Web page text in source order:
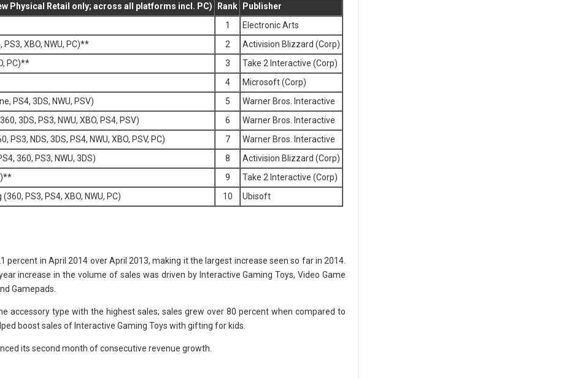
Physical Retail only; across all platforms incl. PC) Rank
Publisher
1
Electronic Arts
XBO, NWU, PC)**
2
Activision Blizzard (Corp)
PC)**
3
Take 2 Interactive (Corp)
4
Microsoft (Corp)
PS4, 3DS, NWU, PSV)
5
Warner Bros. Interactive
3DS, PS3, NWU, XBO, PS4, PSV)
6
Warner Bros. Interactive
PS3, NDS, 3DS, PS4, NWU, XBO, PSV, PC)
7
Warner Bros. Interactive
360, PS3, NWU, 3DS)
8
Activision Blizzard (Corp)
9
Take 2 Interactive (Corp)
PS3, PS4, XBO, NWU, PC)
10 Ubisoft
percent in April 2014 over April 2013, making it the largest increase seen so far in 2014.
increase in the volume of sales was driven by Interactive Gaming Toys, Video Game
Gamepads.
accessory type with the highest sales; sales grew over 80 percent when compared to
boost sales of Interactive Gaming Toys with gifting for kids.
its second month of consecutive revenue growth.